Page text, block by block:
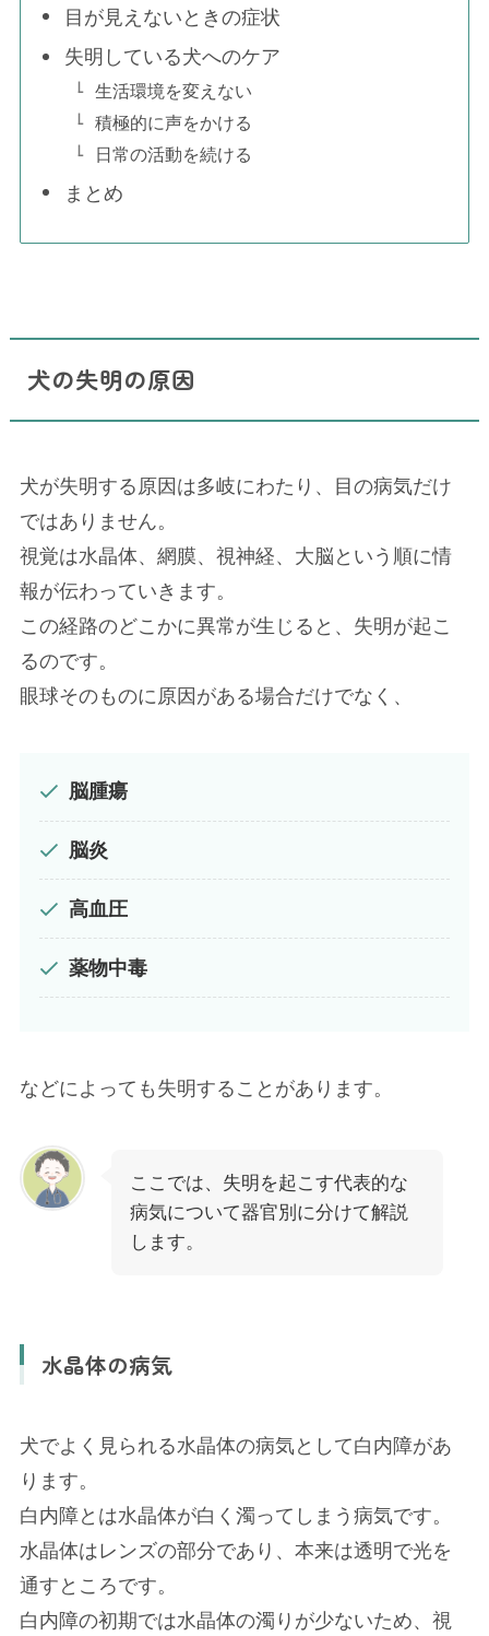
目が見えないときの症状
失明している犬へのケア
生活環境を変えない
積極的に声をかける
日常の活動を続ける
まとめ
犬の失明の原因
犬が失明する原因は多岐にわたり、目の病気だけ
ではありません。
視覚は水晶体、網膜、視神経、大脳という順に情
報が伝わっていきます。
この経路のどこかに異常が生じると、失明が起こ
るのです。
眼球そのものに原因がある場合だけでなく、
脳腫瘍
脳炎
高血圧
薬物中毒
などによっても失明することがあります。
ここでは、失明を起こす代表的な
病気について器官別に分けて解説
します。
水晶体の病気
犬でよく見られる水晶体の病気として白内障があ
ります。
白内障とは水晶体が白く濁ってしまう病気です。
水晶体はレンズの部分であり、本来は透明で光を
通すところです。
白内障の初期では水晶体の濁りが少ないため、視